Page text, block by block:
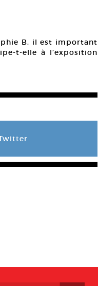
B, il est important
t-elle à l’exposition